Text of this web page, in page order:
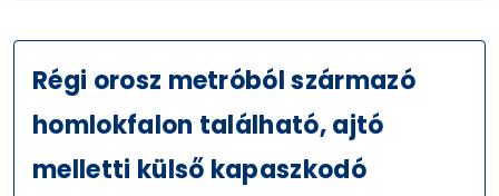
Régi orosz metróból származó
homlokfalon található, ajtó
melletti külső kapaszkodó